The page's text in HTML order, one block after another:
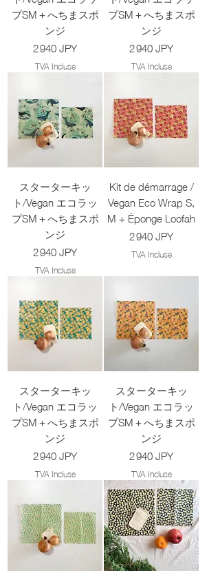
プSM＋へちまスポ
ンジ
Prix
2 940 JPY
TVA Incluse
プSM＋へちまスポ
ンジ
Prix
2 940 JPY
TVA Incluse
スターターキッ
ト/Vegan エコラッ
プSM＋へちまスポ
ンジ
Prix
2 940 JPY
TVA Incluse
Kit de démarrage /
Vegan Eco Wrap S,
M + Éponge Loofah
Prix
2 940 JPY
TVA Incluse
スターターキッ
ト/Vegan エコラッ
プSM＋へちまスポ
ンジ
Prix
2 940 JPY
TVA Incluse
スターターキッ
ト/Vegan エコラッ
プSM＋へちまスポ
ンジ
Prix
2 940 JPY
TVA Incluse